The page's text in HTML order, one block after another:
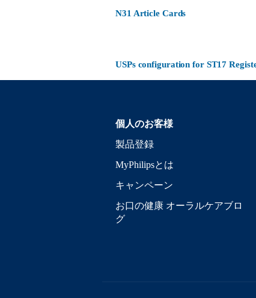
N31 Article Cards
USPs configuration for ST17
個人のお客様
製品登録
MyPhilipsとは
キャンペーン
お口の健康 オーラルケアブロ
グ